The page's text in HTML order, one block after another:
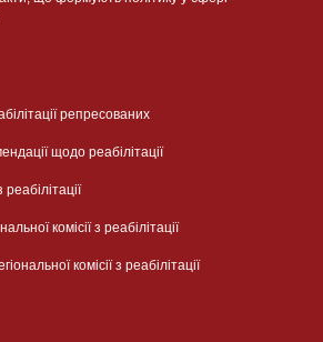
репресованих
щодо реабілітації
комісії з реабілітації
комісії з реабілітації